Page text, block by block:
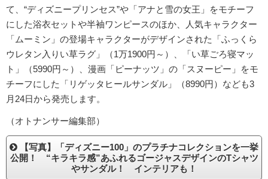
て、“ディズニープリンセス”や「アナと雪の女王」をモチーフ
にした浴衣セットや半袖ワンピースのほか、人気キャラクター
「ムーミン」の登場キャラクターがデザインされた「ふっくら
ウレタン入りい草ラグ」（1万1900円～）、「い草ごろ寝マッ
ト」（5990円～）、漫画「ピーナッツ」の「スヌーピー」をモ
チーフにした「リゲッタヒールサンダル」（8990円）なども3
月24日から発売します。
（オトナンサー編集部）
【写真】「ディズニー100」のプラチナコレクションを一挙
公開！ “キラキラ感”あふれるゴージャスデザインのTシャツ
やサンダル！ インテリアも！